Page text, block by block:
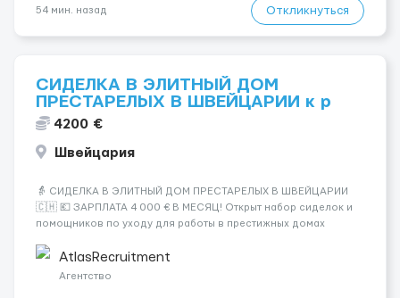
54 мин. назад Откликнуться
СИДЕЛКА В ЭЛИТНЫЙ ДОМ
ПРЕСТАРЕЛЫХ В ШВЕЙЦАРИИ к р
4200 €
Швейцария
👵 СИДЕЛКА В ЭЛИТНЫЙ ДОМ ПРЕСТАРЕЛЫХ В ШВЕЙЦАРИИ
🇨🇭 💶 ЗАРПЛАТА 4 000 € В МЕСЯЦ! Открыт набор сиделок и
помощников по уходу для работы в престижных домах
комфортные условия и стабильный доход! 💰 Оплата: 4 000 €
в месяц Своевременн...
AtlasRecruitment
Агентство